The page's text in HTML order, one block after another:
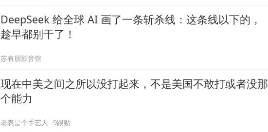
DeepSeek 给全球 AI 画了一条斩杀线：这条线以下的，
趁早都别干了！
苏有朋影音馆
现在中美之间之所以没打起来，不是美国不敢打或者没那
个能力
老表是个手艺人 9跟贴